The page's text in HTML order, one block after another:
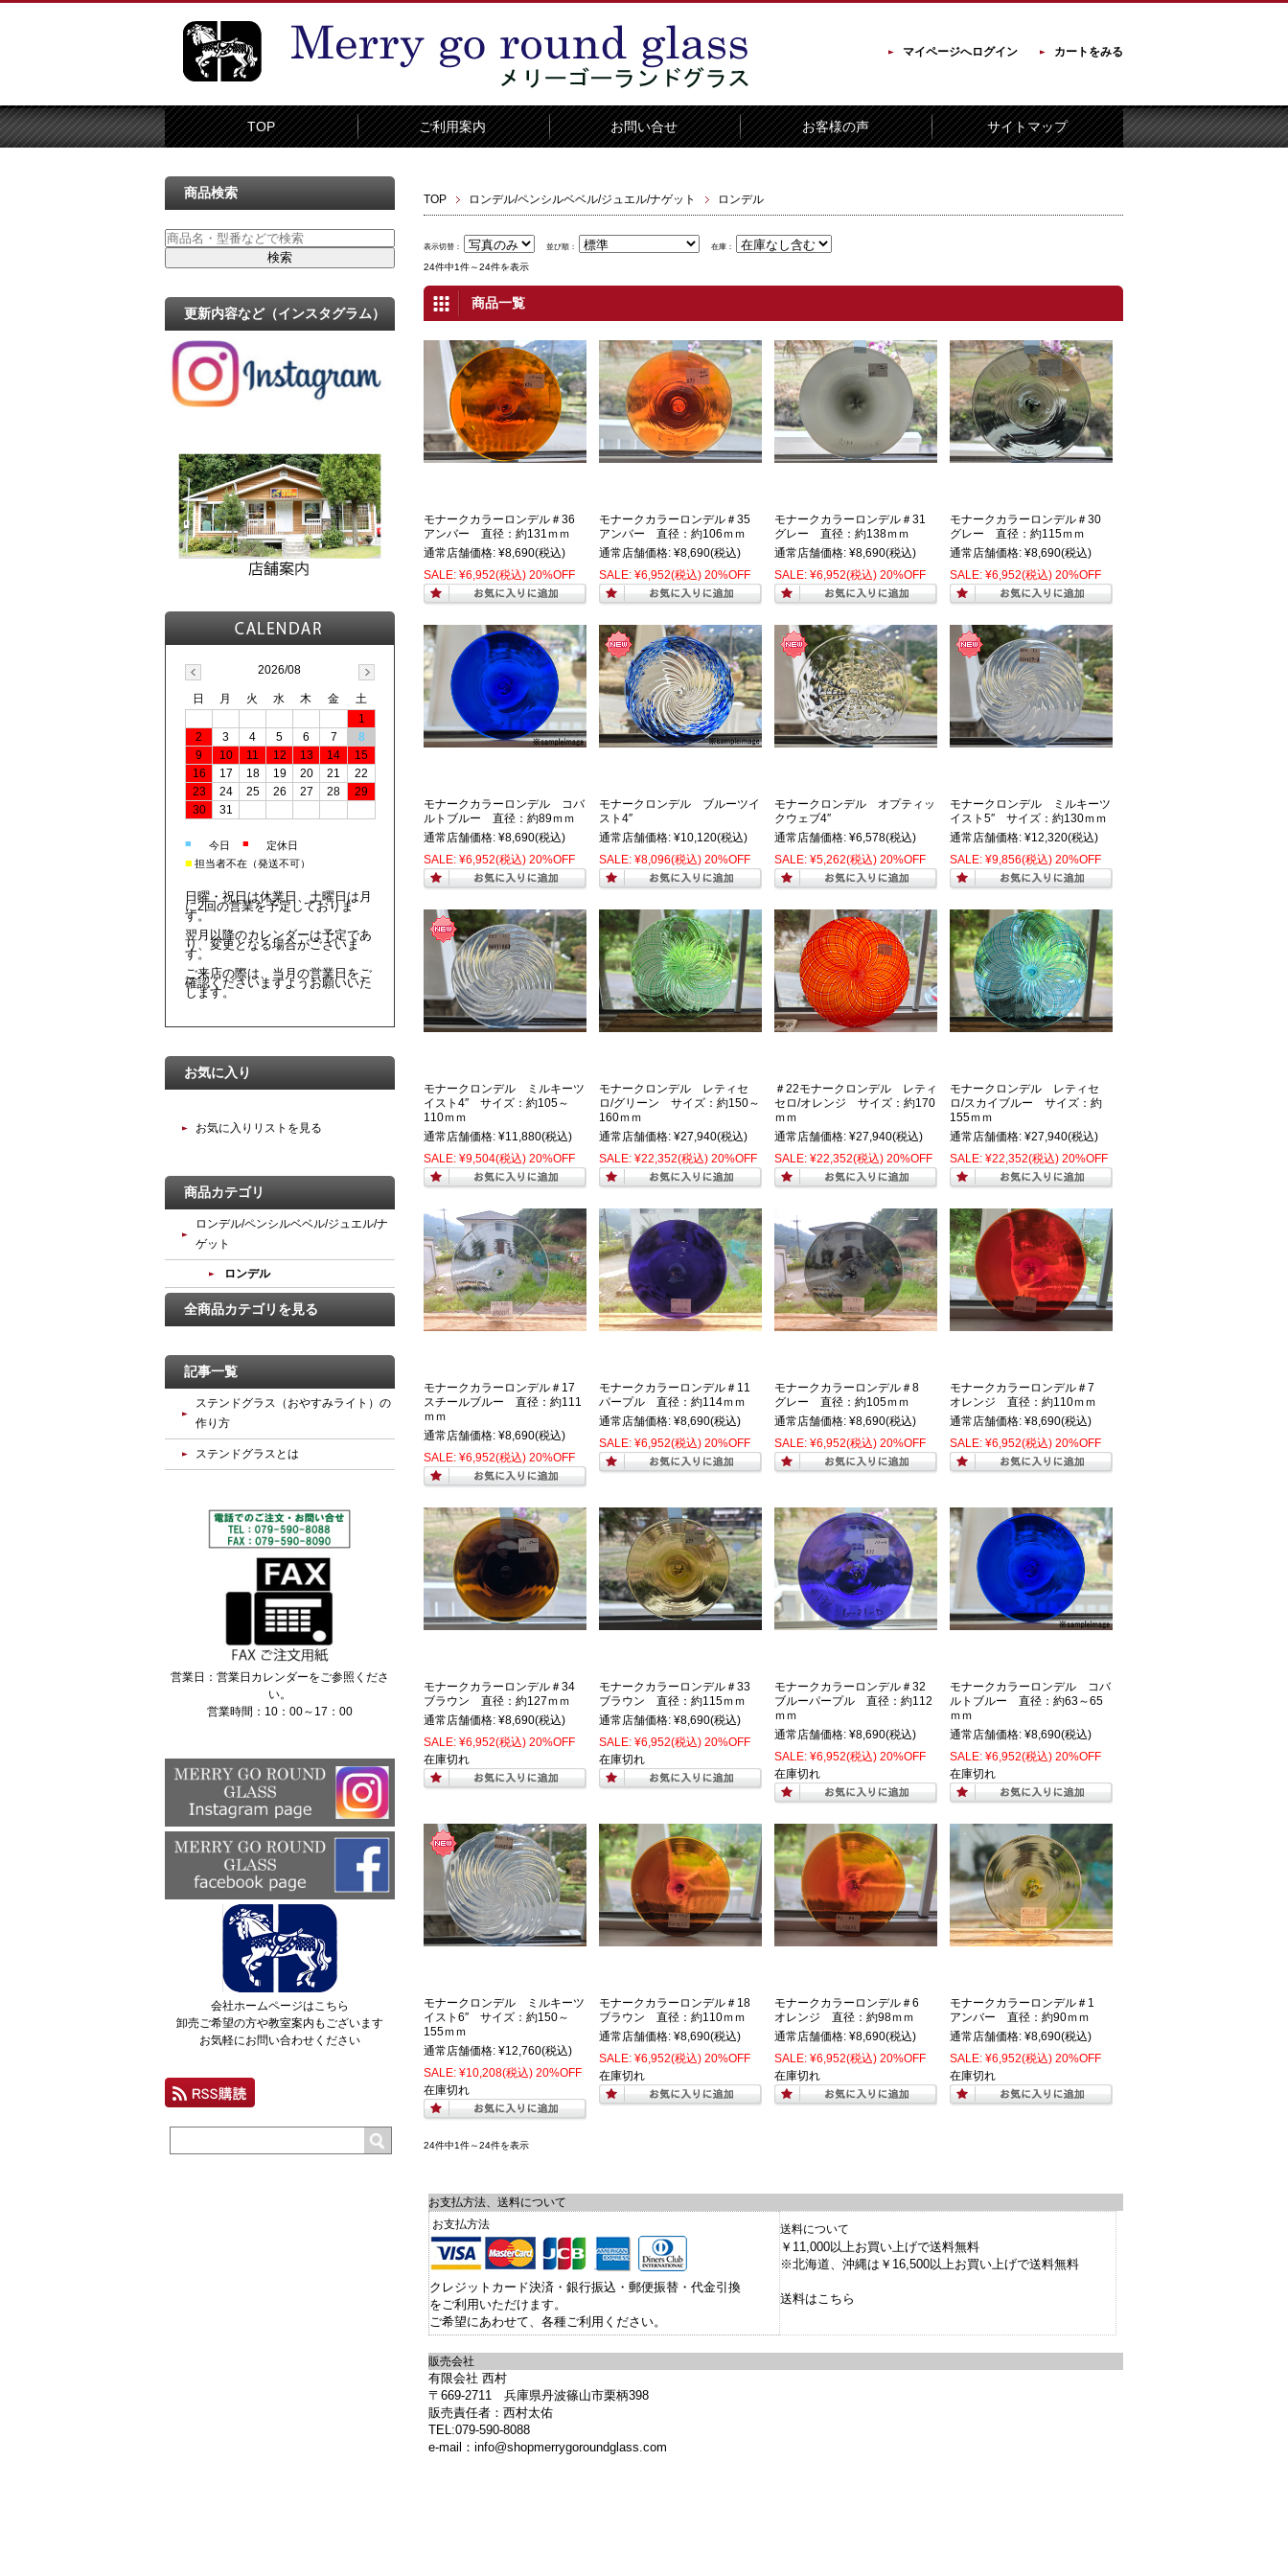
マイページへログイン カートをみる
TOP ご利用案内 お問い合せ お客様の声 サイトマップ
TOP ロンデル/ペンシルベベル/ジュエル/ナゲット ロンデル
表示切替： 並び順： 在庫：
24件中1件～24件を表示
商品一覧
モナークカラーロンデル＃36
アンバー 直径：約131ｍｍ
通常店舗価格: ¥8,690(税込)
SALE: ¥6,952(税込) 20%OFF
モナークカラーロンデル＃35
アンバー 直径：約106ｍｍ
通常店舗価格: ¥8,690(税込)
SALE: ¥6,952(税込) 20%OFF
モナークカラーロンデル＃31
グレー 直径：約138ｍｍ
通常店舗価格: ¥8,690(税込)
SALE: ¥6,952(税込) 20%OFF
モナークカラーロンデル＃30
グレー 直径：約115ｍｍ
通常店舗価格: ¥8,690(税込)
SALE: ¥6,952(税込) 20%OFF
モナークカラーロンデル コバ
ルトブルー 直径：約89ｍｍ
通常店舗価格: ¥8,690(税込)
SALE: ¥6,952(税込) 20%OFF
モナークロンデル ブルーツイ
スト4″
通常店舗価格: ¥10,120(税込)
SALE: ¥8,096(税込) 20%OFF
モナークロンデル オプティッ
クウェブ4″
通常店舗価格: ¥6,578(税込)
SALE: ¥5,262(税込) 20%OFF
モナークロンデル ミルキーツ
イスト5″ サイズ：約130ｍｍ
通常店舗価格: ¥12,320(税込)
SALE: ¥9,856(税込) 20%OFF
モナークロンデル ミルキーツ
イスト4″ サイズ：約105～
110ｍｍ
通常店舗価格: ¥11,880(税込)
SALE: ¥9,504(税込) 20%OFF
モナークロンデル レティセ
ロ/グリーン サイズ：約150～
160ｍｍ
通常店舗価格: ¥27,940(税込)
SALE: ¥22,352(税込) 20%OFF
＃22モナークロンデル レティ
セロ/オレンジ サイズ：約170
ｍｍ
通常店舗価格: ¥27,940(税込)
SALE: ¥22,352(税込) 20%OFF
モナークロンデル レティセ
ロ/スカイブルー サイズ：約
155ｍｍ
通常店舗価格: ¥27,940(税込)
SALE: ¥22,352(税込) 20%OFF
モナークカラーロンデル＃17
スチールブルー 直径：約111
ｍｍ
通常店舗価格: ¥8,690(税込)
SALE: ¥6,952(税込) 20%OFF
モナークカラーロンデル＃11
パープル 直径：約114ｍｍ
通常店舗価格: ¥8,690(税込)
SALE: ¥6,952(税込) 20%OFF
モナークカラーロンデル＃8
グレー 直径：約105ｍｍ
通常店舗価格: ¥8,690(税込)
SALE: ¥6,952(税込) 20%OFF
モナークカラーロンデル＃7
オレンジ 直径：約110ｍｍ
通常店舗価格: ¥8,690(税込)
SALE: ¥6,952(税込) 20%OFF
モナークカラーロンデル＃34
ブラウン 直径：約127ｍｍ
通常店舗価格: ¥8,690(税込)
SALE: ¥6,952(税込) 20%OFF
在庫切れ
モナークカラーロンデル＃33
ブラウン 直径：約115ｍｍ
通常店舗価格: ¥8,690(税込)
SALE: ¥6,952(税込) 20%OFF
在庫切れ
モナークカラーロンデル＃32
ブルーパープル 直径：約112
ｍｍ
通常店舗価格: ¥8,690(税込)
SALE: ¥6,952(税込) 20%OFF
在庫切れ
モナークカラーロンデル コバ
ルトブルー 直径：約63～65
ｍｍ
通常店舗価格: ¥8,690(税込)
SALE: ¥6,952(税込) 20%OFF
在庫切れ
モナークロンデル ミルキーツ
イスト6″ サイズ：約150～
155ｍｍ
通常店舗価格: ¥12,760(税込)
SALE: ¥10,208(税込) 20%OFF
在庫切れ
モナークカラーロンデル＃18
ブラウン 直径：約110ｍｍ
通常店舗価格: ¥8,690(税込)
SALE: ¥6,952(税込) 20%OFF
在庫切れ
モナークカラーロンデル＃6
オレンジ 直径：約98ｍｍ
通常店舗価格: ¥8,690(税込)
SALE: ¥6,952(税込) 20%OFF
在庫切れ
モナークカラーロンデル＃1
アンバー 直径：約90ｍｍ
通常店舗価格: ¥8,690(税込)
SALE: ¥6,952(税込) 20%OFF
在庫切れ
24件中1件～24件を表示
お支払方法、送料について
お支払方法
クレジットカード決済・銀行振込・郵便振替・代金引換
をご利用いただけます。
ご希望にあわせて、各種ご利用ください。
送料について
￥11,000以上お買い上げで送料無料
※北海道、沖縄は￥16,500以上お買い上げで送料無料
送料はこちら
販売会社
有限会社 西村
〒669-2711 兵庫県丹波篠山市栗柄398
販売責任者：西村太佑
TEL:079-590-8088
e-mail：info@shopmerrygoroundglass.com
商品検索
更新内容など（インスタグラム）
2026/08
日 月 火 水 木 金
土
1
2
3 4 5 6 7
8
9
10 11 12 13 14
15
16
17 18 19 20 21
22
23
24 25 26 27 28
29
30
31
■ 今日 ■ 定休日
■ 担当者不在（発送不可）
日曜・祝日は休業日、土曜日は月
に2回の営業を予定しておりま
す。
翌月以降のカレンダーは予定であ
り、変更となる場合がございま
す。
ご来店の際は、当月の営業日をご
確認くださいますようお願いいた
します。
お気に入り
お気に入りリストを見る
商品カテゴリ
ロンデル/ペンシルベベル/ジュエル/ナ
ゲット
ロンデル
全商品カテゴリを見る
記事一覧
ステンドグラス（おやすみライト）の
作り方
ステンドグラスとは
営業日：営業日カレンダーをご参照くださ
い。
営業時間：10：00～17：00
会社ホームページはこちら
卸売ご希望の方や教室案内もございます
お気軽にお問い合わせください